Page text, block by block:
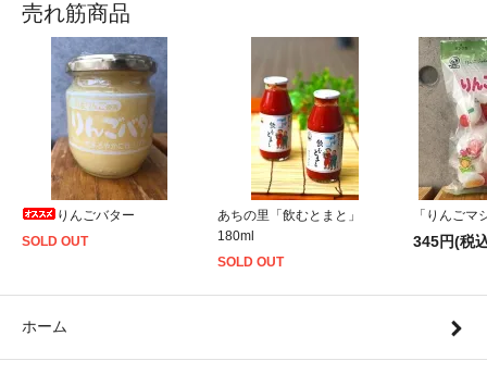
売れ筋商品
りんごバター
SOLD OUT
あちの里「飲むとまと」
180ml
SOLD OUT
「りんごマ
345円(税
ホーム